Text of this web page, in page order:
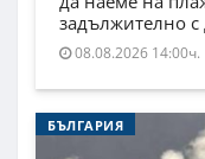
задължително
08.08.2026 14:00ч.
БЪЛГАРИЯ